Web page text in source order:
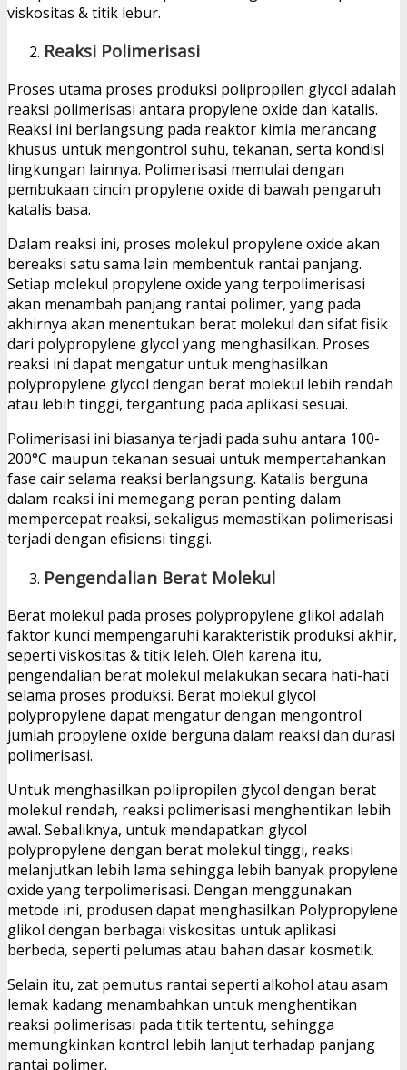
viskositas & titik lebur.
Reaksi Polimerisasi
Proses utama proses produksi polipropilen glycol adalah
reaksi polimerisasi antara propylene oxide dan katalis.
Reaksi ini berlangsung pada reaktor kimia merancang
khusus untuk mengontrol suhu, tekanan, serta kondisi
lingkungan lainnya. Polimerisasi memulai dengan
pembukaan cincin propylene oxide di bawah pengaruh
katalis basa.
Dalam reaksi ini, proses molekul propylene oxide akan
bereaksi satu sama lain membentuk rantai panjang.
Setiap molekul propylene oxide yang terpolimerisasi
akan menambah panjang rantai polimer, yang pada
akhirnya akan menentukan berat molekul dan sifat fisik
dari polypropylene glycol yang menghasilkan. Proses
reaksi ini dapat mengatur untuk menghasilkan
polypropylene glycol dengan berat molekul lebih rendah
atau lebih tinggi, tergantung pada aplikasi sesuai.
Polimerisasi ini biasanya terjadi pada suhu antara 100-
200°C maupun tekanan sesuai untuk mempertahankan
fase cair selama reaksi berlangsung. Katalis berguna
dalam reaksi ini memegang peran penting dalam
mempercepat reaksi, sekaligus memastikan polimerisasi
terjadi dengan efisiensi tinggi.
Pengendalian Berat Molekul
Berat molekul pada proses polypropylene glikol adalah
faktor kunci mempengaruhi karakteristik produksi akhir,
seperti viskositas & titik leleh. Oleh karena itu,
pengendalian berat molekul melakukan secara hati-hati
selama proses produksi. Berat molekul glycol
polypropylene dapat mengatur dengan mengontrol
jumlah propylene oxide berguna dalam reaksi dan durasi
polimerisasi.
Untuk menghasilkan polipropilen glycol dengan berat
molekul rendah, reaksi polimerisasi menghentikan lebih
awal. Sebaliknya, untuk mendapatkan glycol
polypropylene dengan berat molekul tinggi, reaksi
melanjutkan lebih lama sehingga lebih banyak propylene
oxide yang terpolimerisasi. Dengan menggunakan
metode ini, produsen dapat menghasilkan Polypropylene
glikol dengan berbagai viskositas untuk aplikasi
berbeda, seperti pelumas atau bahan dasar kosmetik.
Selain itu, zat pemutus rantai seperti alkohol atau asam
lemak kadang menambahkan untuk menghentikan
reaksi polimerisasi pada titik tertentu, sehingga
memungkinkan kontrol lebih lanjut terhadap panjang
rantai polimer.